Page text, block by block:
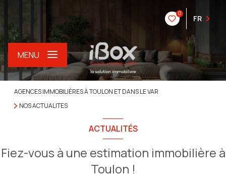
0
FR
MENU
AGENCES IMMOBILIÈRES À TOULON ET DANS LE VAR
NOS ACTUALITES
ACTUALITÉS
Fiez-vous à une estimation immobilière à
Toulon !